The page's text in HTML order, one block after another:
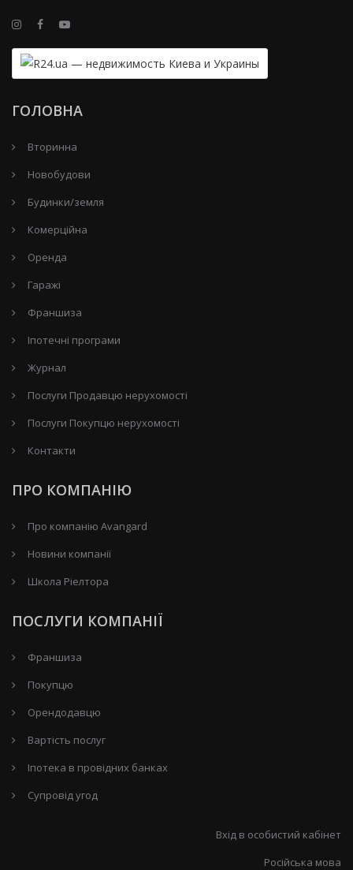
ГОЛОВНА
Вторинна
Новобудови
Будинки/земля
Комерційна
Оренда
Гаражі
Франшиза
Іпотечні програми
Журнал
Послуги Продавцю нерухомості
Послуги Покупцю нерухомості
Контакти
ПРО КОМПАНІЮ
Про компанію Avangard
Новини компанії
Школа Ріелтора
ПОСЛУГИ КОМПАНІЇ
Франшиза
Покупцю
Орендодавцю
Вартість послуг
Іпотека в провідних банках
Супровід угод
Вхід в особистий кабінет
Російська мова